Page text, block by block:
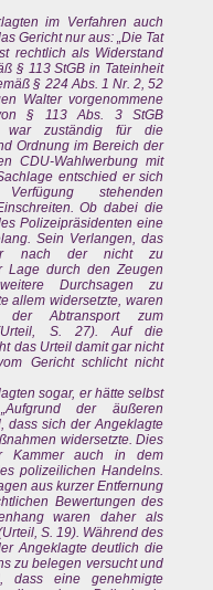
im Verfahren auch
Gericht nur aus: „Die Tat
rechtlich als Widerstand
§ 113 StGB in Tateinheit
§ 224 Abs. 1 Nr. 2, 52
Walter vorgenommene
§ 113 Abs. 3 StGB
war zuständig für die
Ordnung im Bereich der
CDU-Wahlwerbung mit
entschied er sich
stehenden
Ob dabei die
Polizeipräsidenten eine
Sein Verlangen, das
nach der nicht zu
Lage durch den Zeugen
Durchsagen zu
allem widersetzte, waren
Abtransport zum
(Urteil, S. 27). Auf die
das Urteil damit gar nicht
Gericht schlicht nicht
sogar, er hätte selbst
der äußeren
dass sich der Angeklagte
widersetzte. Dies
Kammer auch in dem
polizeilichen Handelns.
aus kurzer Entfernung
Bewertungen des
waren daher als
S. 19). Während des
Angeklagte deutlich die
zu belegen versucht und
dass eine genehmigte